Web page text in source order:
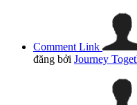
Comment Link
đăng bởi Journey